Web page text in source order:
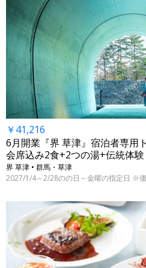
￥41,216
6月開業『界 草津』宿泊者専用
会席込み2食+2つの湯+伝統体験
界 草津 • 群馬・草津